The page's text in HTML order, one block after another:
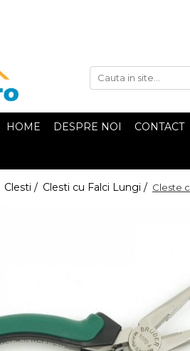
HOME DESPRE NOI CONTACT
Clesti / Clesti cu Falci Lungi / Cleste